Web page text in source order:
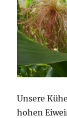
Unsere
hohen